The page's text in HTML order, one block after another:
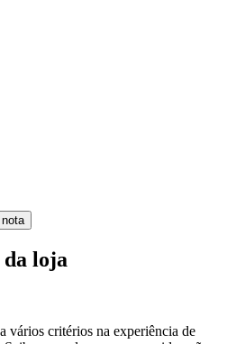
da loja
vários critérios na experiência de